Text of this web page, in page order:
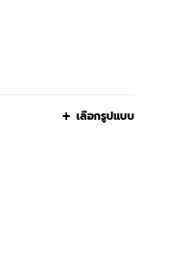
เลือกรูปแบบ